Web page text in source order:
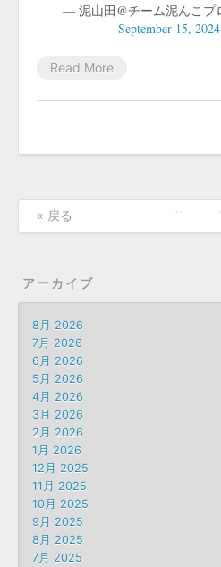
— 泥山田@チーム泥んこプ
September 15,
Read More
« 戻る
アーカイブ
8月 2026
7月 2026
6月 2026
5月 2026
4月 2026
3月 2026
2月 2026
1月 2026
12月 2025
11月 2025
10月 2025
9月 2025
8月 2025
7月 2025